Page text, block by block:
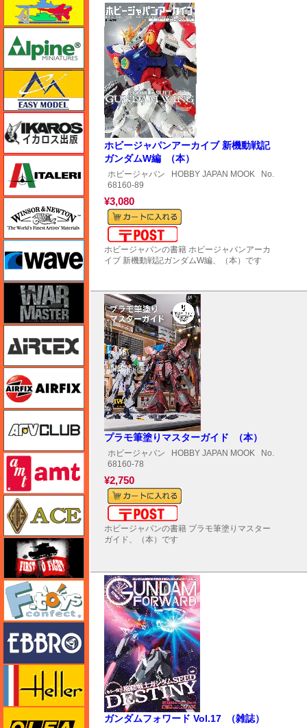
ホビージャパンアーカイブ 新機動戦記
ガンダムW編 （本）
ホビージャパン HOBBY JAPAN MOOK No.
68160-89
¥3,080
ホビージャパンの書籍 ホビージャパンアーカ
イブ 新機動戦記ガンダムW編、（本）です
プラモ筆塗りマスターガイド （本）
ホビージャパン HOBBY JAPAN MOOK No.
68160-78
¥2,750
ホビージャパンの書籍 プラモ筆塗りマスター
ガイド、（本）です
ガンダムフォワード Vol.17 （雑誌）
アルパイン
イージーモデル
イカロス出版
イタレリ
ウインザー＆ニュートン
ウェーブ
エアテックス
エアフィックス
AFVクラブ
エース
エフトイズ
エブロ
エレール
オルファ